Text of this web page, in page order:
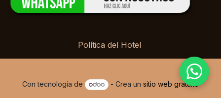
Política del Hotel
Con tecnología de - Crea unsitio web gratuito